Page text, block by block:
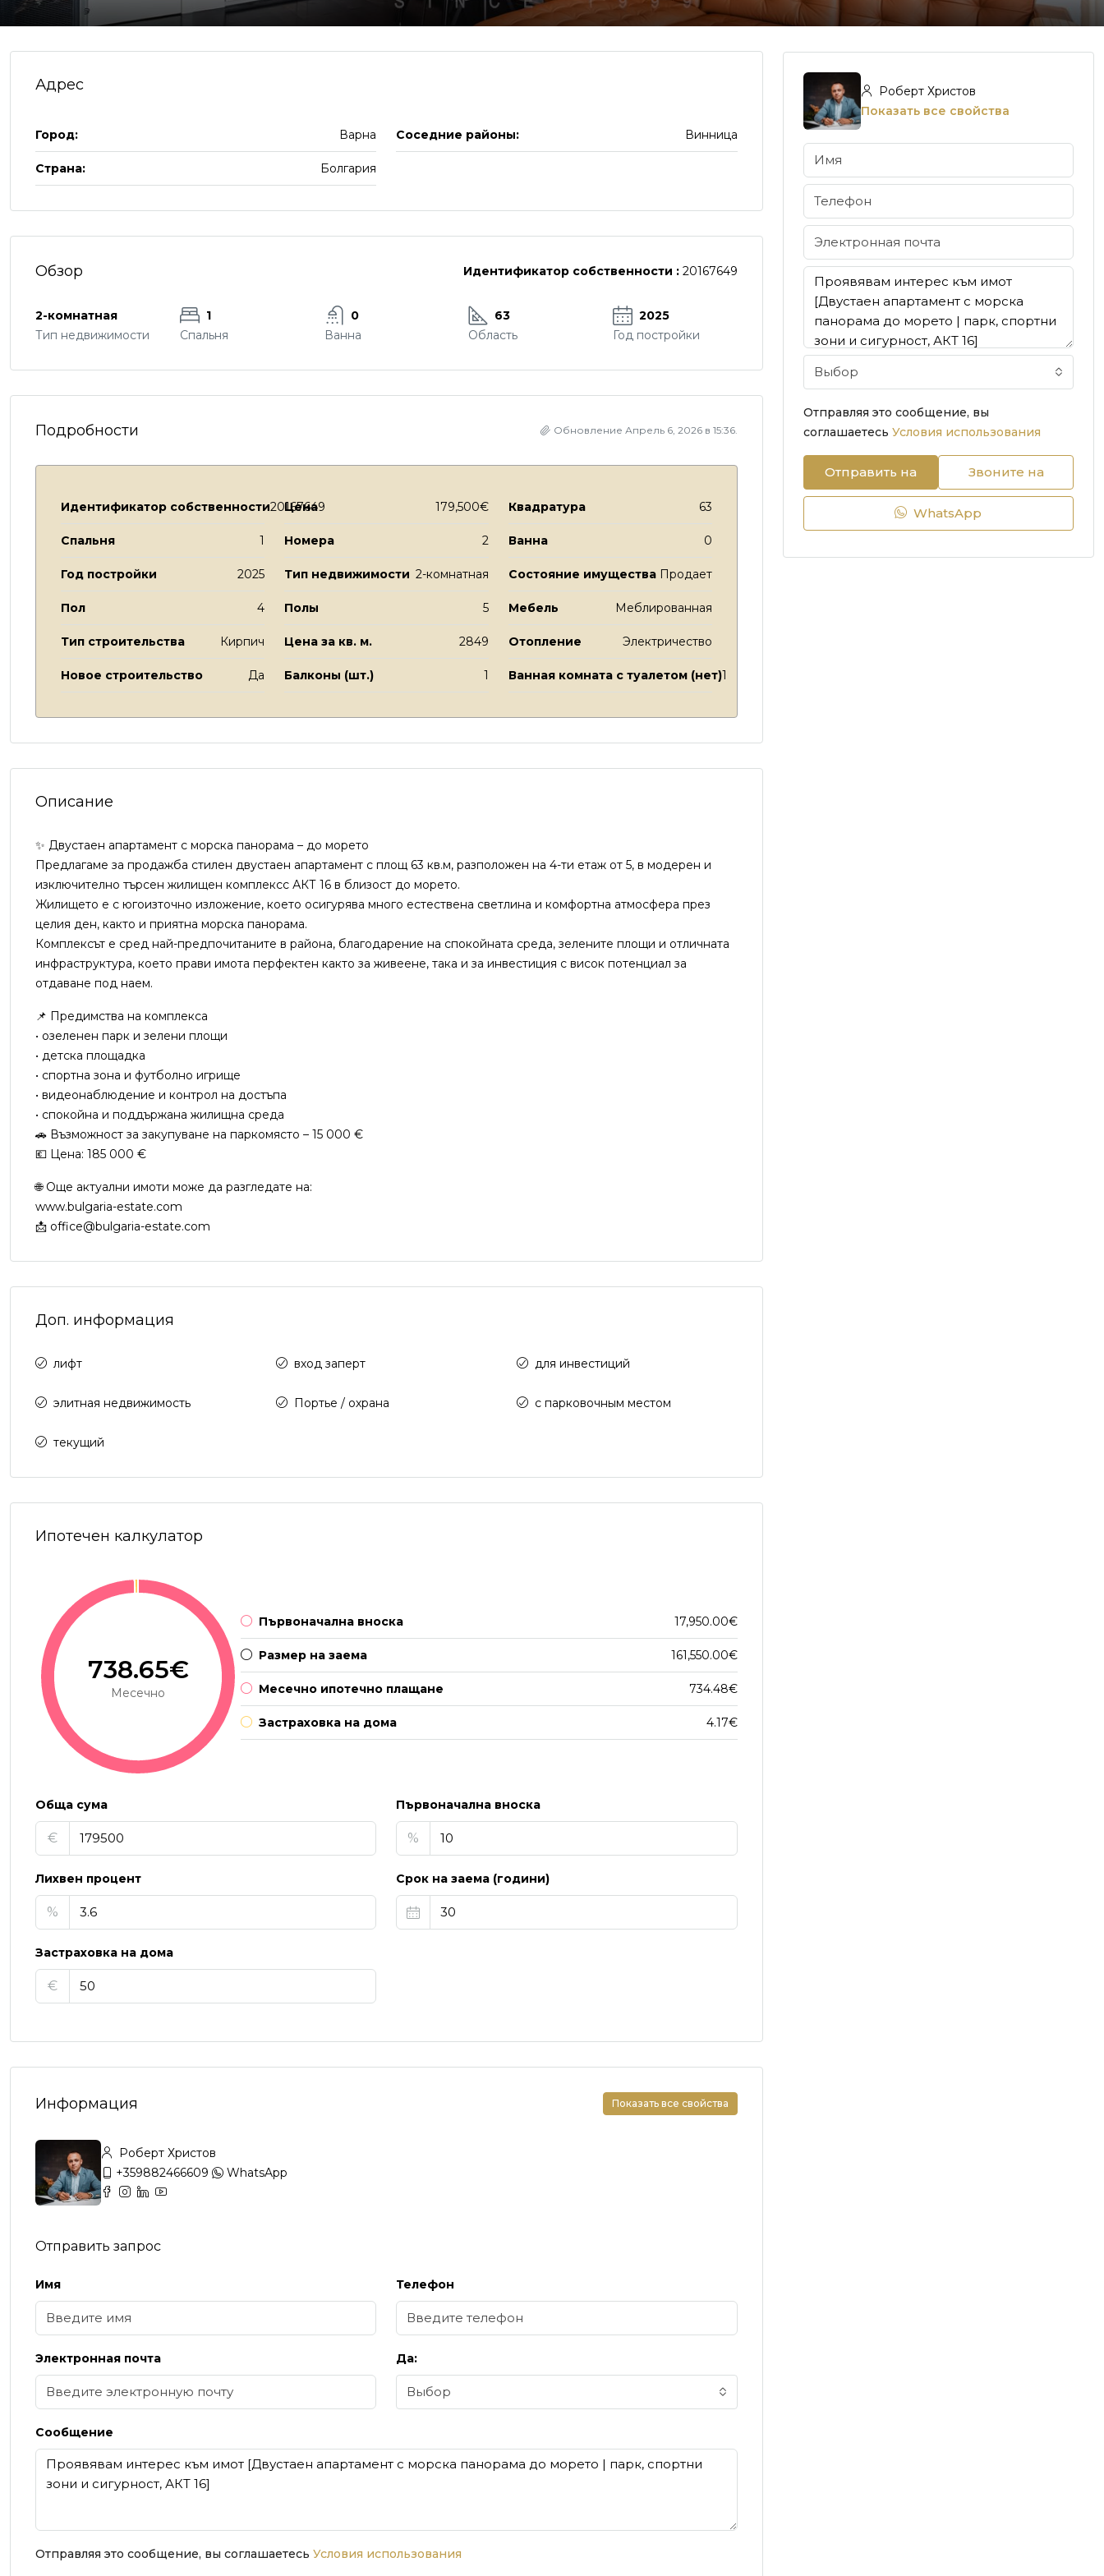
Адрес
Город: Варна Соседние районы: Винница
Страна: Болгария
Обзор Идентификатор собственности :20167649
2-комнатная
Тип недвижимости
1
Спальня
0
Ванна
63
Область
2025
Год постройки
Подробности Обновление Апрель 6, 2026 в 15:36.
Идентификатор собственности20167649
Цена 179,500€ Квадратура 63
Спальня 1 Номера 2 Ванна 0
Год постройки 2025 Тип недвижимости 2-комнатная Состояние имущества Продает
Пол 4 Полы 5 Мебель Меблированная
Тип строительства Кирпич Цена за кв. м. 2849 Отопление Электричество
Новое строительство Да Балконы (шт.) 1 Ванная комната с туалетом (нет)1
Описание
✨ Двустаен апартамент с морска панорама – до морето
Предлагаме за продажба стилен двустаен апартамент с площ 63 кв.м, разположен на 4-ти етаж от 5, в модерен и
изключително търсен жилищен комплексс АКТ 16 в близост до морето.
Жилището е с югоизточно изложение, което осигурява много естествена светлина и комфортна атмосфера през
целия ден, както и приятна морска панорама.
Комплексът е сред най-предпочитаните в района, благодарение на спокойната среда, зелените площи и отличната
инфраструктура, което прави имота перфектен както за живеене, така и за инвестиция с висок потенциал за
отдаване под наем.
📌 Предимства на комплекса
• озеленен парк и зелени площи
• детска площадка
• спортна зона и футболно игрище
• видеонаблюдение и контрол на достъпа
• спокойна и поддържана жилищна среда
🚗 Възможност за закупуване на паркомясто – 15 000 €
💶 Цена: 185 000 €
🌐 Още актуални имоти може да разгледате на:
www.bulgaria-estate.com
📩 office@bulgaria-estate.com
Доп. информация
лифт вход заперт для инвестиций
элитная недвижимость Портье / охрана с парковочным местом
текущий
Ипотечен калкулатор
738.65€
Месечно
Първоначална вноска 17,950.00€
Размер на заема 161,550.00€
Месечно ипотечно плащане 734.48€
Застраховка на дома 4.17€
Обща сума
€
Първоначална вноска
%
Лихвен процент
%
Срок на заема (години)
Застраховка на дома
€
Информация Показать все свойства
Роберт Христов
+359882466609
WhatsApp
Отправить запрос
Имя Телефон
Электронная почта Да:
Выбор
Сообщение
Отправляя это сообщение, вы соглашаетесь Условия использования
Роберт Христов
Показать все свойства
Выбор
Отправляя это сообщение, вы
соглашаетесь Условия использования
Отправить на Звоните на
WhatsApp